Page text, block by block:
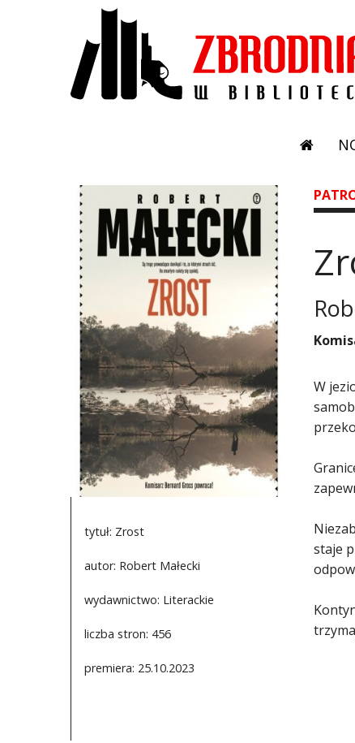
tytuł: Zrost
autor: Robert Małecki
wydawnictwo: Literackie
liczba stron: 456
premiera: 25.10.2023
W
staje